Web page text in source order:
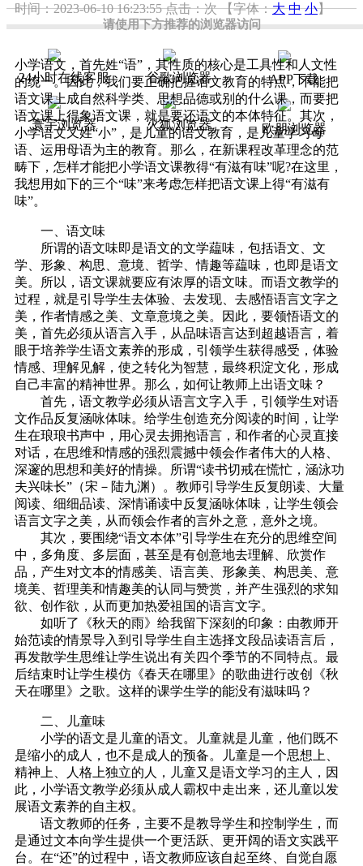
请使用下方推荐的浏览器访问
24小时在线客服 谷歌浏览器 APP下载
寰宇浏览器 火狐浏览器 欧朋浏览器
时间：2023-06-10 16:23:55点击：次 【字体：大 中 小】
小学语文，首先姓“语”，其性质的核心是工具性和人文性
的统一。因此，我们要正确把握语文教育的特点，不能把
语文课上成自然科学类、思想品德或别的什么课，而要把
语文课上得象语文课，就是要还语文的本体特征。其次，
小学语文又姓“小”，是儿童的语文教育，是儿童学习母
语、运用母语为主的教育。那么，在新课程改革理念的范
畴下，怎样才能把小学语文课教得“有滋有味”呢?在这里，
我想用如下的三个“味”来考虑怎样把语文课上得“有滋有
味”。
一、语文味
所谓的语文味即是语文的文学藴味，包括语文、文
学、形象、构思、意境、哲学、情趣等藴味，也即是语文
美。所以，语文课就要应有浓厚的语文味。而语文教学的
过程，就是引导学生去体验、去发现、去感悟语言文字之
美，作者情感之美、文章意境之美。因此，要领悟语文的
美，首先必须从语言入手，从品味语言达到超越语言，着
眼于培养学生语文素养的形成，引领学生获得感受，体验
情感、理解见解，使之转化为智慧，最终积淀文化，形成
自己丰富的精神世界。那么，如何让教师上出语文味？
首先，语文教学必须从语言文字入手，引领学生对语
文作品反复涵咏体味。给学生创造充分阅读的时间，让学
生在琅琅书声中，用心灵去拥抱语言，和作者的心灵直接
对话，在思维和情感的强烈震撼中领会作者伟大的人格、
深邃的思想和美好的情操。所谓“读书切戒在慌忙，涵泳功
夫兴味长”（宋－陆九渊）。教师引导学生反复朗读、大量
阅读、细细品读、深情诵读中反复涵咏体味，让学生领会
语言文字之美，从而领会作者的言外之意，意外之境。
其次，要围绕“语文本体”引导学生在充分的思维空间
中，多角度、多层面，甚至是有创意地去理解、欣赏作
品，产生对文本的情感美、语言美、形象美、构思美、意
境美、哲理美和情趣美的认同与赞赏，并产生强烈的求知
欲、创作欲，从而更加热爱祖国的语言文字。
如听了《秋天的雨》给我留下深刻的印象：由教师开
始范读的情景导入到引导学生自主选择文段品读语言后，
再发散学生思维让学生说出有关四个季节的不同特点。最
后结束时让学生模仿《春天在哪里》的歌曲进行改创《秋
天在哪里》之歌。这样的课学生学的能没有滋味吗？
二、儿童味
小学的语文是儿童的语文。儿童就是儿童，他们既不
是缩小的成人，也不是成人的预备。儿童是一个思想上、
精神上、人格上独立的人，儿童又是语文学习的主人，因
此，小学语文教学必须从成人霸权中走出来，还儿童以发
展语文素养的自主权。
语文教师的任务，主要不是教导学生和控制学生，而
是通过文本向学生提供一个更活跃、更开阔的语文实践平
台。在“还”的过程中，语文教师应该自起至终、自觉自愿